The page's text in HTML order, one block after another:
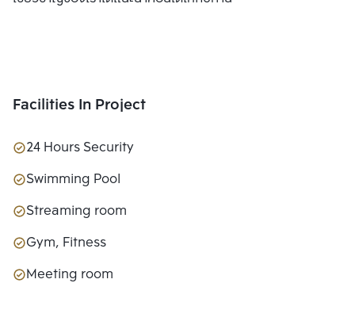
Facilities In Project
24 Hours Security
Swimming Pool
Streaming room
Gym, Fitness
Meeting room